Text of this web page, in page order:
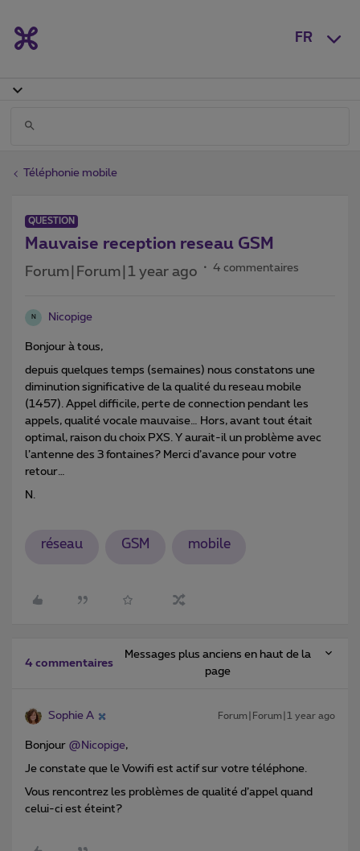
FR
Téléphonie mobile
QUESTION
Mauvaise reception reseau GSM
Forum|Forum|1 year ago 4 commentaires
N Nicopige
Bonjour à tous,
depuis quelques temps (semaines) nous constatons une
diminution significative de la qualité du reseau mobile
(1457). Appel difficile, perte de connection pendant les
appels, qualité vocale mauvaise… Hors, avant tout était
optimal, raison du choix PXS. Y aurait-il un problème avec
l’antenne des 3 fontaines? Merci d’avance pour votre
retour…
N.
réseau GSM mobile
4 commentaires
Messages plus anciens en haut de la
page
Sophie A Forum|Forum|1 year ago
Bonjour @Nicopige,
Je constate que le Vowifi est actif sur votre téléphone.
Vous rencontrez les problèmes de qualité d’appel quand
celui-ci est éteint?